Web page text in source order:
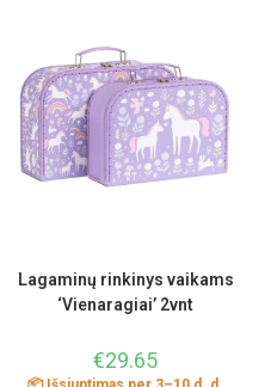
Lagaminų rinkinys vaikams
‘Vienaragiai’ 2vnt
€29.65